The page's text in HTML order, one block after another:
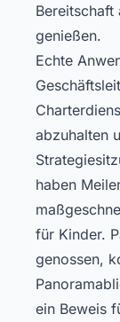
genießen.
Echte
abzuhalten
haben
für Kinder.
genossen,
ein Beweis